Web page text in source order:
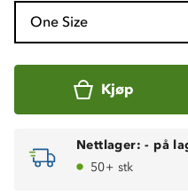
One Size
Kjøp
Nettlager: - på
50+ stk